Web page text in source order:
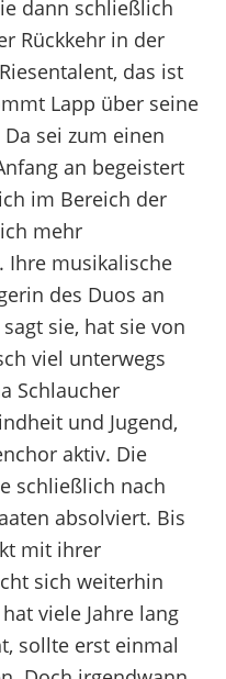
dann schließlich
Rückkehr in der
das ist
Lapp über seine
sei zum einen
an begeistert
im Bereich der
mehr
Ihre musikalische
des Duos an
sie, hat sie von
viel unterwegs
Schlaucher
und Jugend,
aktiv. Die
schließlich nach
absolviert. Bis
mit ihrer
sich weiterhin
viele Jahre lang
sollte erst einmal